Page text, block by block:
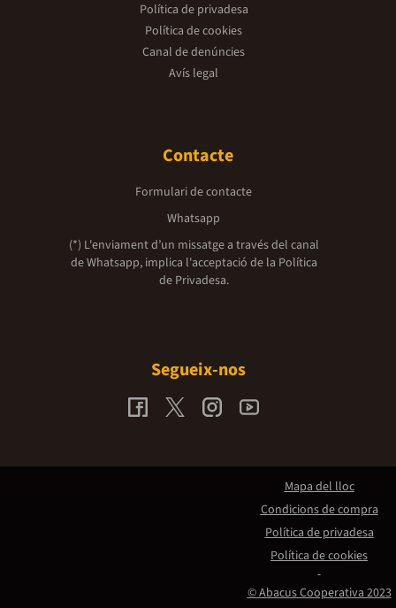
Política de privadesa
Política de cookies
Canal de denúncies
Avís legal
Contacte
Formulari de contacte
Whatsapp
(*) L'enviament d’un missatge a través del canal
de Whatsapp, implica l'acceptació de la Política
de Privadesa.
Segueix-nos
© Abacus Cooperativa 2023
Mapa del lloc
Condicions de compra
Política de privadesa
Política de cookies